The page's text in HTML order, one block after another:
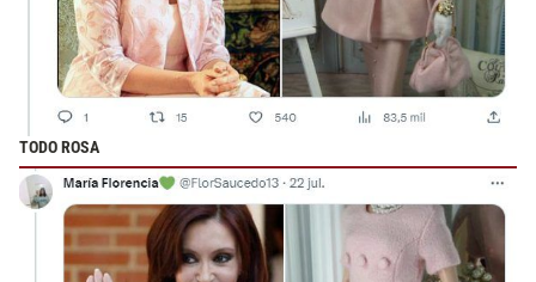
TODO ROSA